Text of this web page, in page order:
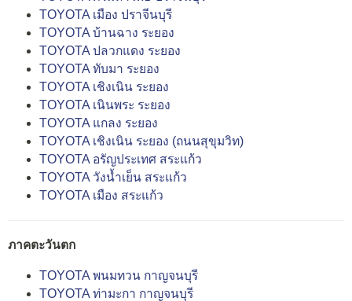
TOYOTA เมือง ปราจีนบุรี
TOYOTA บ้านฉาง ระยอง
TOYOTA ปลวกแดง ระยอง
TOYOTA ทับมา ระยอง
TOYOTA เชิงเนิน ระยอง
TOYOTA เนินพระ ระยอง
TOYOTA แกลง ระยอง
TOYOTA เชิงเนิน ระยอง (ถนนสุขุมวิท)
TOYOTA อรัญประเทศ สระแก้ว
TOYOTA วังน้ำเย็น สระแก้ว
TOYOTA เมือง สระแก้ว
ภาคตะวันตก
TOYOTA พนมทวน กาญจนบุรี
TOYOTA ท่ามะกา กาญจนบุรี